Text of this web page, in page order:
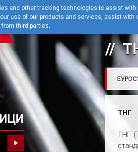
ТНГ
ТНГ
and other tracking technologies to assist with
use of our products and services, assist with
third parties.